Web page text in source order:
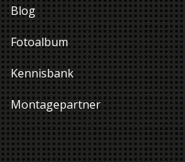
Blog
Fotoalbum
Kennisbank
Montagepartner